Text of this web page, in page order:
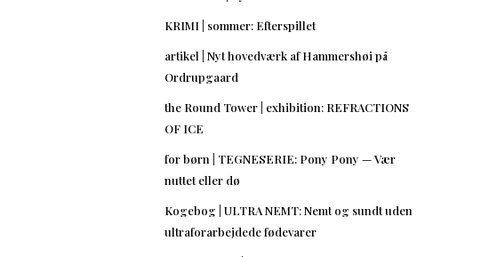
KRIMI | sommer: Efterspillet
artikel | Nyt hovedværk af Hammershøi på
Ordrupgaard
the Round Tower | exhibition: REFRACTIONS
OF ICE
for børn | TEGNESERIE: Pony Pony — Vær
nuttet eller dø
Kogebog | ULTRA NEMT: Nemt og sundt uden
ultraforarbejdede fødevarer